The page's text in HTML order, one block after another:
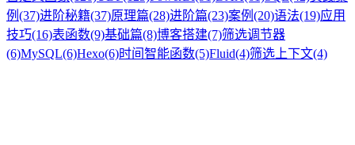
例 (37)进阶秘籍(37)原理篇(28)进阶篇(23)案例 (20)语法(19)应用
技巧(16)表函数(9)基础篇(8)博客搭建(7)筛选调节器
(6)MySQL(6)Hexo(6)时间智能函数(5)Fluid(4)筛选上下文(4)